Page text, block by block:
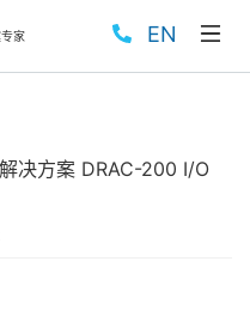
家 EN
决方案 DRAC-200 I/O